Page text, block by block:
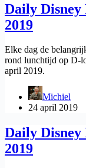
Daily Disney
2019
Elke dag de
rond lunchtijd op D-
april 2019.
Michiel
24 april 2019
Daily Disney
2019